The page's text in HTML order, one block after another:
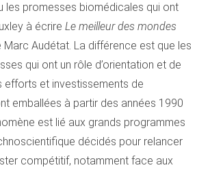
les promesses biomédicales qui ont
à écrire Le meilleur des mondes
Marc Audétat. La différence est que les
qui ont un rôle d’orientation et de
efforts et investissements de
emballées à partir des années 1990
est lié aux grands programmes
décidés pour relancer
compétitif, notamment face aux